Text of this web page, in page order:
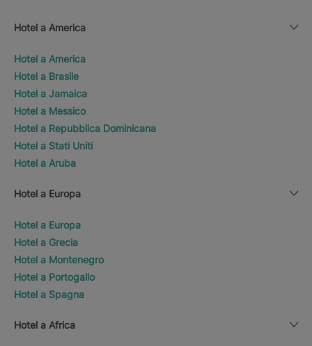
Hotel a America
Hotel a America
Hotel a Brasile
Hotel a Jamaica
Hotel a Messico
Hotel a Repubblica Dominicana
Hotel a Stati Uniti
Hotel a Aruba
Hotel a Europa
Hotel a Europa
Hotel a Grecia
Hotel a Montenegro
Hotel a Portogallo
Hotel a Spagna
Hotel a Africa